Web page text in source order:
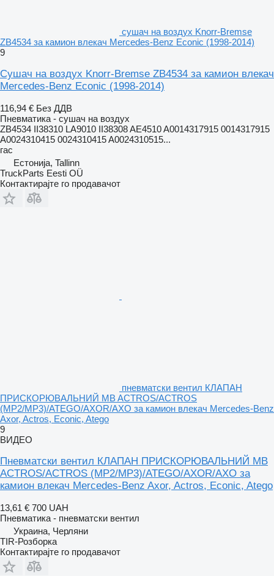
сушач на воздух Knorr-Bremse
ZB4534 за камион влекач Mercedes-Benz Econic (1998-2014)
9
Сушач на воздух Knorr-Bremse ZB4534 за камион влекач
Mercedes-Benz Econic (1998-2014)
116,94 € Без ДДВ
Пневматика - сушач на воздух
ZB4534 II38310 LA9010 II38308 AE4510 A0014317915 0014317915
A0024310415 0024310415 A0024310515...
гас
Естонија, Tallinn
TruckParts Eesti OÜ
Контактирајте го продавачот
пневматски вентил КЛАПАН
ПРИСКОРЮВАЛЬНИЙ MB ACTROS/ACTROS
(MP2/MP3)/ATEGO/AXOR/AXO за камион влекач Mercedes-Benz
Axor, Actros, Econic, Atego
9
ВИДЕО
Пневматски вентил КЛАПАН ПРИСКОРЮВАЛЬНИЙ MB
ACTROS/ACTROS (MP2/MP3)/ATEGO/AXOR/AXO за
камион влекач Mercedes-Benz Axor, Actros, Econic, Atego
13,61 € 700 UAH
Пневматика - пневматски вентил
Украина, Черляни
TIR-Розборка
Контактирајте го продавачот